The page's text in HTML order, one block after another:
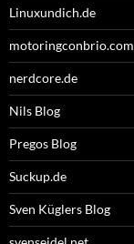
Linuxundich.de
motoringconbrio.com
nerdcore.de
Nils Blog
Pregos Blog
Suckup.de
Sven Küglers Blog